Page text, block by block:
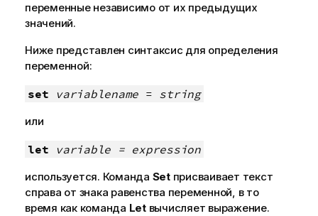
переменные независимо от их предыдущих
значений.
Ниже представлен синтаксис для определения
переменной:
set variablename = string
или
let variable = expression
используется. Команда Setприсваивает текст
справа от знака равенства переменной, в то
время как команда Letвычисляет выражение.